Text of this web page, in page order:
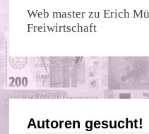
Web master zuErich
Freiwirtschaft
Autoren gesucht!